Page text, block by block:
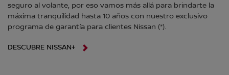
seguro al volante, por eso vamos más allá para brindarte la
máxima tranquilidad hasta 10 años con nuestro exclusivo
programa de garantía para clientes Nissan (*).
DESCUBRE NISSAN+